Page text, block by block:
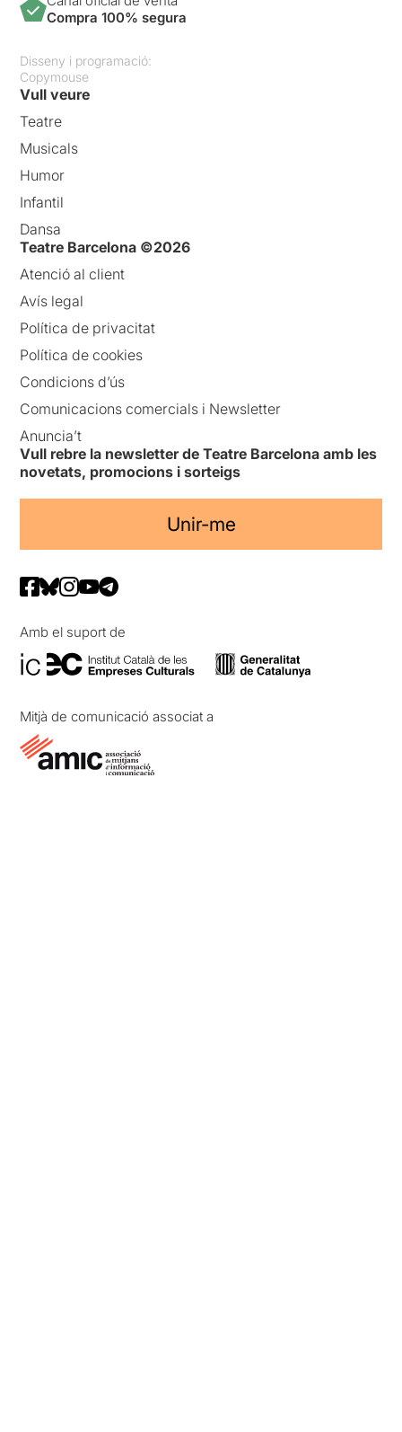
Compra 100% segura
Disseny i programació:
Copymouse
Vull veure
Teatre
Musicals
Humor
Infantil
Dansa
Teatre Barcelona ©2026
Atenció al client
Avís legal
Política de privacitat
Política de cookies
Condicions d’ús
Comunicacions comercials i Newsletter
Anuncia’t
Vull rebre la newsletter de Teatre Barcelona amb les
novetats, promocions i sorteigs
Unir-me
Amb el suport de
Mitjà de comunicació associat a